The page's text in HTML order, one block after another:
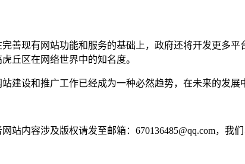
善现有网站功能和服务的基础上，政府还将开发更多
丘区在网络世界中的知名度。
建设和推广工作已经成为一种必然趋势，在未来的发展
内容涉及版权请发至邮箱：670136485@qq.com，我